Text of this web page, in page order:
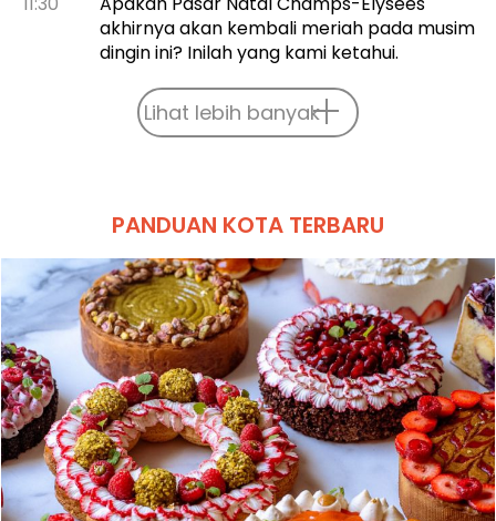
akhirnya akan kembali meriah pada musim
dingin ini? Inilah yang kami ketahui.
Lihat lebih banyak
PANDUAN KOTA TERBARU